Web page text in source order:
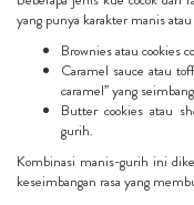
yang punya karakter manis
Brownies atau cookies
Caramel sauce atau
caramel” yang
Butter cookies atau
gurih.
Kombinasi manis-gurih ini
keseimbangan rasa yang